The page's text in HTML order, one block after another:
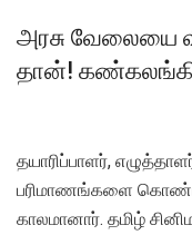
அரசு வேலையை
தான்!
தயாரிப்பாளர்,
பரிமாணங்களை
காலமானார். தமிழ்